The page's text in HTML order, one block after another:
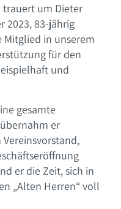
trauert um Dieter
2023, 83-jährig
in unserem
für den
und
gesamte
er
er die Zeit, sich in
„Alten Herren“ voll